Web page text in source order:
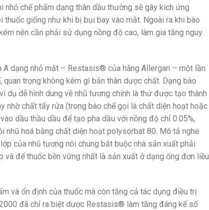
chế phẩm dạng thân dầu thường sẽ gây kích ứng
giống như khi bị bụi bay vào mắt. Ngoài ra khi bào
nên cần phải sử dụng nồng độ cao, làm gia tăng nguy
dạng nhỏ mắt – Restasis® của hãng Allergan – một lần
trọng không kém gì bản thân dược chất. Dạng bào
dụ dễ hình dung về nhũ tương chính là thứ được tạo thành
nhờ chất tẩy rửa (trong bào chế gọi là chất diện hoạt hoặc
dầu thầu dầu để tạo pha dầu với nồng độ chỉ 0.05%,
nhũ hoá bằng chất diện hoạt polysorbat 80. Mô tả nghe
của nhũ tương nói chung bắt buộc nhà sản xuất phải
để thuốc bền vững nhất là sản xuất ở dạng ống đơn liều
và ổn định của thuốc mà còn tăng cả tác dụng điều trị
đã chỉ ra biệt dược Restasis® làm tăng đáng kể số